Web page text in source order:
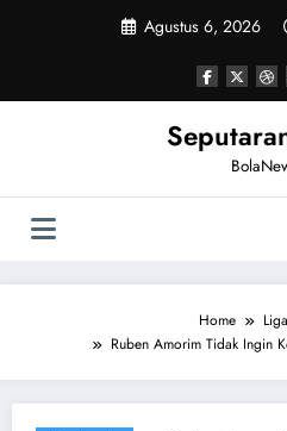
Agustus 6, 2026
Home
Ruben Amorim Tidak Ingin